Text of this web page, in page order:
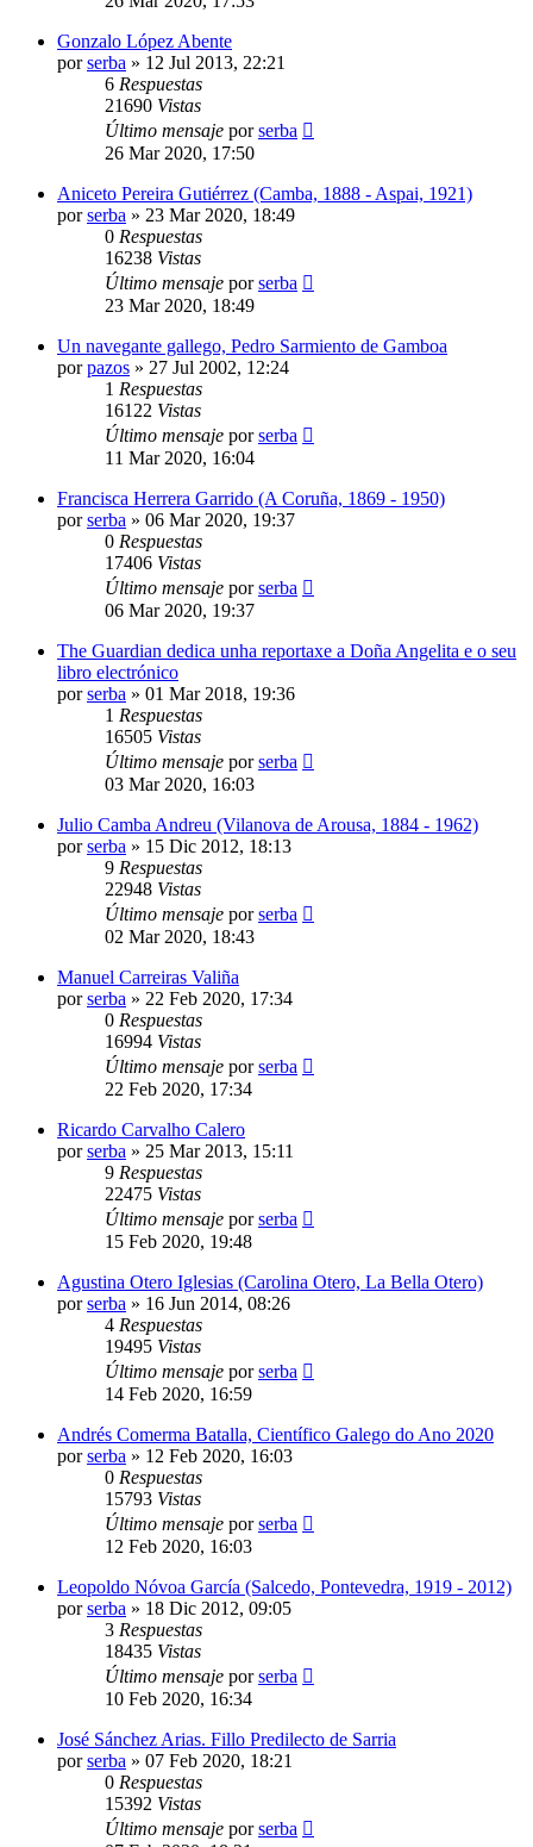
Gonzalo López Abente
porserba » 12 Jul 2013, 22:21
6 Respuestas
21690 Vistas
Último mensaje porserba
26 Mar 2020, 17:50
Aniceto Pereira Gutiérrez (Camba, 1888 - Aspai, 1921)
porserba » 23 Mar 2020, 18:49
0 Respuestas
16238 Vistas
Último mensaje porserba
23 Mar 2020, 18:49
Un navegante gallego, Pedro Sarmiento de Gamboa
porpazos » 27 Jul 2002, 12:24
1 Respuestas
16122 Vistas
Último mensaje porserba
11 Mar 2020, 16:04
Francisca Herrera Garrido (A Coruña, 1869 - 1950)
porserba » 06 Mar 2020, 19:37
0 Respuestas
17406 Vistas
Último mensaje porserba
06 Mar 2020, 19:37
The Guardian dedica unha reportaxe a Doña Angelita e o seu
libro electrónico
porserba » 01 Mar 2018, 19:36
1 Respuestas
16505 Vistas
Último mensaje porserba
03 Mar 2020, 16:03
Julio Camba Andreu (Vilanova de Arousa, 1884 - 1962)
porserba » 15 Dic 2012, 18:13
9 Respuestas
22948 Vistas
Último mensaje porserba
02 Mar 2020, 18:43
Manuel Carreiras Valiña
porserba » 22 Feb 2020, 17:34
0 Respuestas
16994 Vistas
Último mensaje porserba
22 Feb 2020, 17:34
Ricardo Carvalho Calero
porserba » 25 Mar 2013, 15:11
9 Respuestas
22475 Vistas
Último mensaje porserba
15 Feb 2020, 19:48
Agustina Otero Iglesias (Carolina Otero, La Bella Otero)
porserba » 16 Jun 2014, 08:26
4 Respuestas
19495 Vistas
Último mensaje porserba
14 Feb 2020, 16:59
Andrés Comerma Batalla, Científico Galego do Ano 2020
porserba » 12 Feb 2020, 16:03
0 Respuestas
15793 Vistas
Último mensaje porserba
12 Feb 2020, 16:03
Leopoldo Nóvoa García (Salcedo, Pontevedra, 1919 - 2012)
porserba » 18 Dic 2012, 09:05
3 Respuestas
18435 Vistas
Último mensaje porserba
10 Feb 2020, 16:34
José Sánchez Arias. Fillo Predilecto de Sarria
porserba » 07 Feb 2020, 18:21
0 Respuestas
15392 Vistas
Último mensaje porserba